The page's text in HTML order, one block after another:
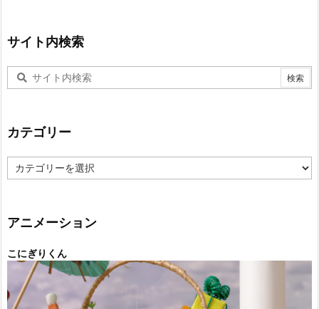
サイト内検索
カテゴリー
テ
ー
アニメーション
こにぎりくん